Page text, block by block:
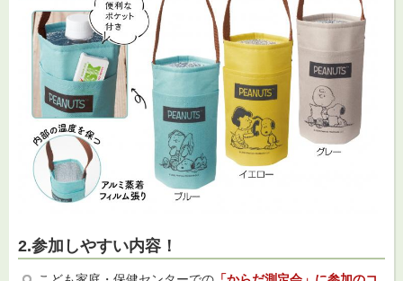
2.参加しやすい内容！